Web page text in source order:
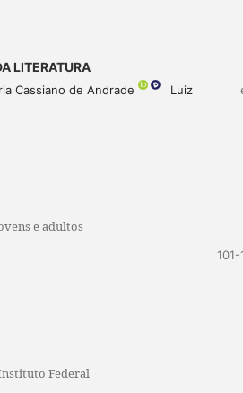
LITERATURA
Cassiano de Andrade
Luiz
e adultos
101-
Federal